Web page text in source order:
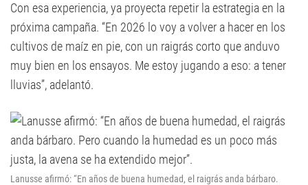
Con esa experiencia, ya proyecta repetir la estrategia en la
próxima campaña. “En 2026 lo voy a volver a hacer en los
cultivos de maíz en pie, con un raigrás corto que anduvo
muy bien en los ensayos. Me estoy jugando a eso: a tener
lluvias”, adelantó.
Lanusse afirmó: “En años de buena humedad, el raigrás anda bárbaro.